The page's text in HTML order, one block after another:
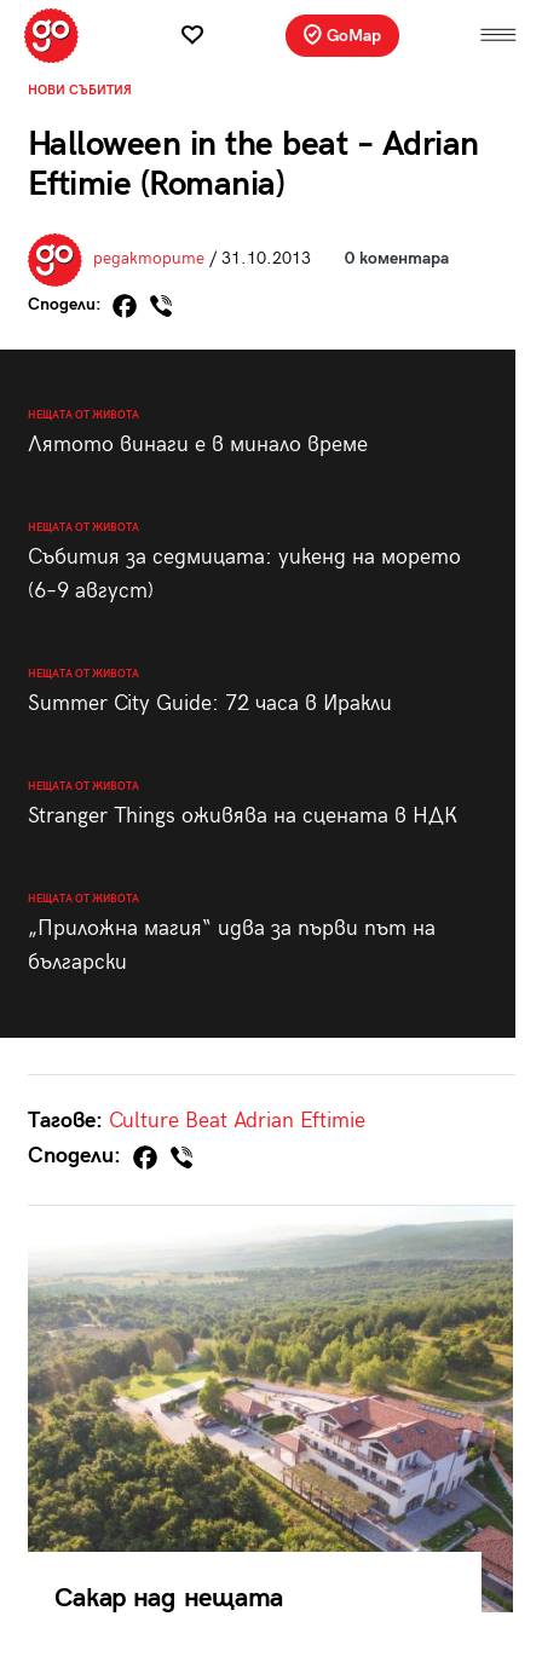
GoMap
НОВИ СЪБИТИЯ
Halloween in the beat – Adrian
Eftimie (Romania)
редакторите/ 31.10.2013 0 коментара
Сподели:
НЕЩАТА ОТ ЖИВОТА
Лятото винаги е в минало време
НЕЩАТА ОТ ЖИВОТА
Събития за седмицата: уикенд на морето
(6–9 август)
НЕЩАТА ОТ ЖИВОТА
Summer City Guide: 72 часа в Иракли
НЕЩАТА ОТ ЖИВОТА
Stranger Things оживява на сцената в НДК
НЕЩАТА ОТ ЖИВОТА
„Приложна магия“ идва за първи път на
български
Тагове: Culture Beat Adrian Eftimie
Сподели:
Сакар над нещата